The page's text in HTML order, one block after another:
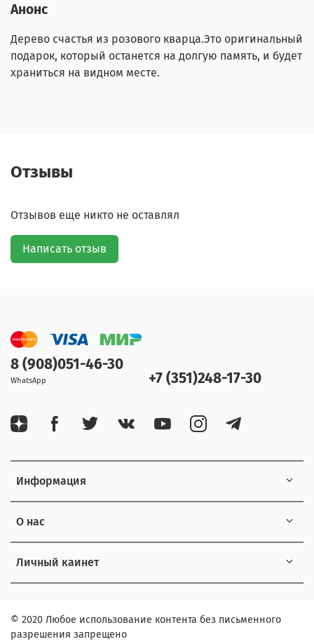
Анонс
Дерево счастья из розового кварца.Это оригинальный
подарок, который останется на долгую память, и будет
храниться на видном месте.
Отзывы
Отзывов еще никто не оставлял
Написать отзыв
Информация
О нас
Личный каинет
8 (908)051-46-30
WhatsApp +7 (351)248-17-30
© 2020 Любое использование контента без письменного
разрешения запрещено